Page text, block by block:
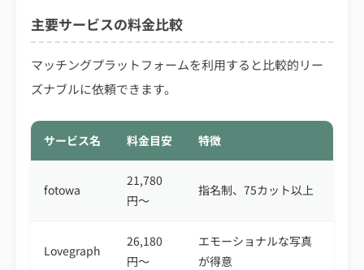
主要サービスの料金比較
マッチングプラットフォームを利用すると比較的リー
ズナブルに依頼できます。
サービス名 料金目安 特徴
fotowa
21,780
円〜
指名制、75カット以上
Lovegraph
26,180
円〜
エモーショナルな写真
が得意